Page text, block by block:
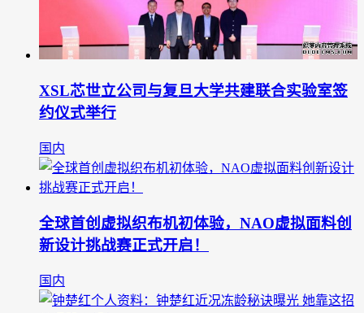
XSL芯世立公司与复旦大学共建联合实验室签
约仪式举行
国内
全球首创虚拟织布机初体验，NAO虚拟面料创
新设计挑战赛正式开启！
国内